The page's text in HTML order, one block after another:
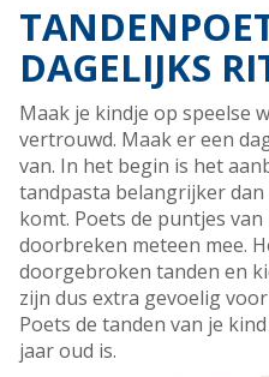
DAGELIJKS
Maak je kindje op speelse
vertrouwd. Maak er een
van. In het begin is het
tandpasta belangrijker
komt. Poets de puntjes
doorbreken meteen mee.
doorgebroken tanden en
zijn dus extra gevoelig
Poets de tanden van je
jaar oud is.